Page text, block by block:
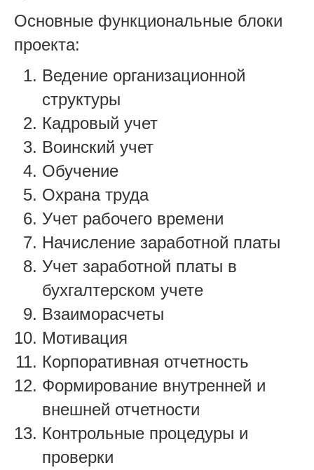
Основные функциональные блоки
проекта:
Ведение организационной
структуры
Кадровый учет
Воинский учет
Обучение
Охрана труда
Учет рабочего времени
Начисление заработной платы
Учет заработной платы в
бухгалтерском учете
Взаиморасчеты
Мотивация
Корпоративная отчетность
Формирование внутренней и
внешней отчетности
Контрольные процедуры и
проверки